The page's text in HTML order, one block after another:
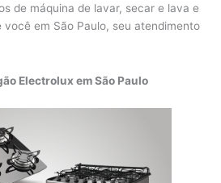
de máquina de lavar, secar e lava e
você em São Paulo, seu atendimento
Electrolux em São Paulo